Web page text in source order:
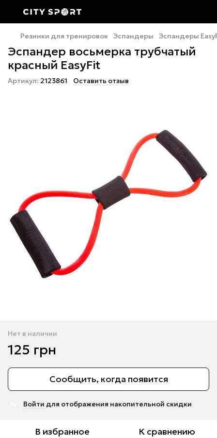
Резинки для тренировок Эспандеры Эспандеры
Эспандер восьмерка трубчатый
красный EasyFit
Артикул: 2123861 Оставить отзыв
Нет в наличии
125 грн
Сообщить, когда появится
Войти для отображения накопительной скидки
В избранное К сравнению